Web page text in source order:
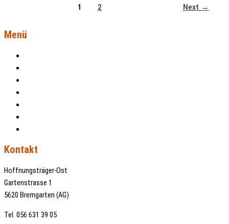
1 2 Next →
Menü
Kontakt
Hoffnungsträger-Ost
Gartenstrasse 1
5620 Bremgarten (AG)
Tel. 056 631 39 05